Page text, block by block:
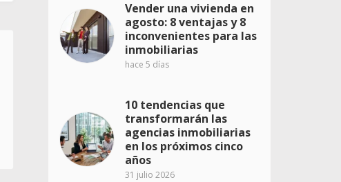
Vender una vivienda en
agosto: 8 ventajas y 8
inconvenientes para las
inmobiliarias
hace 5 días
10 tendencias que
transformarán las
agencias inmobiliarias
en los próximos cinco
años
31 julio 2026